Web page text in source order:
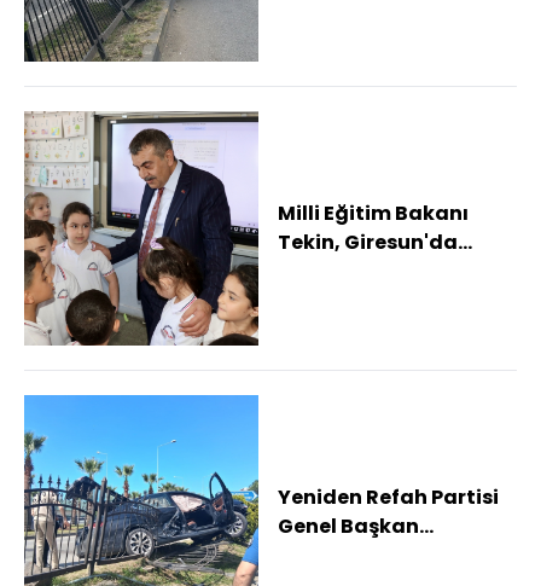
Milli Eğitim Bakanı
Tekin, Giresun'da
Yeniden Refah Partisi
Genel Başkan